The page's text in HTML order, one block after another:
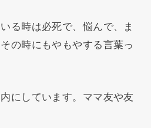
る時は必死で、悩んで、ま
の時にもやもやする言葉っ
にしています。ママ友や友